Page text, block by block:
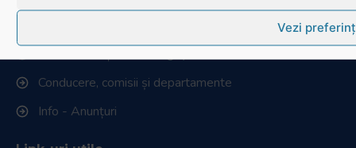
Vezi
Conducere, comisii și departamente
Info - Anunțuri